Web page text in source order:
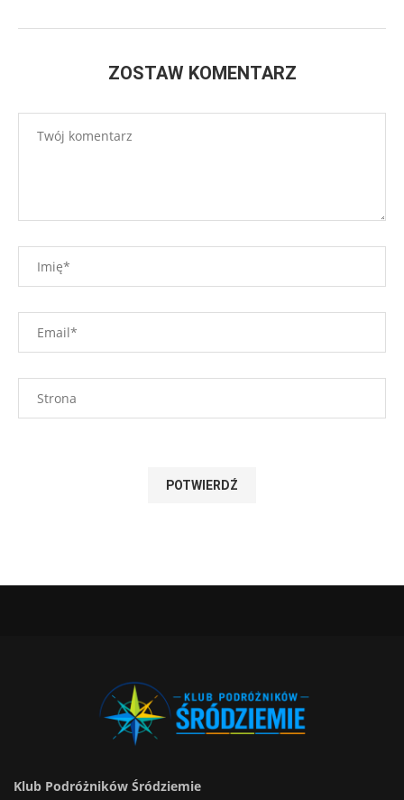
ZOSTAW KOMENTARZ
Klub Podróżników Śródziemie